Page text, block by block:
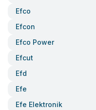
Efco
Efcon
Efco Power
Efcut
Efd
Efe
Efe Elektronik